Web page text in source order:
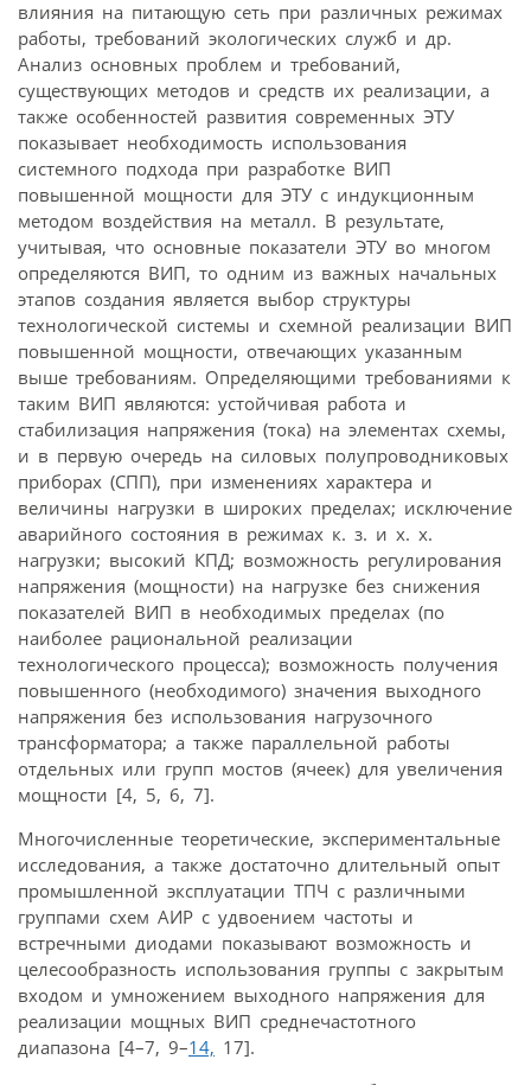
влияния на питающую сеть при различных режимах
работы, требований экологических служб и др.
Анализ основных проблем и требований,
существующих методов и средств их реализации, а
также особенностей развития современных ЭТУ
показывает необходимость использования
системного подхода при разработке ВИП
повышенной мощности для ЭТУ с индукционным
методом воздействия на металл. В результате,
учитывая, что основные показатели ЭТУ во многом
определяются ВИП, то одним из важных начальных
этапов создания является выбор структуры
технологической системы и схемной реализации ВИП
повышенной мощности, отвечающих указанным
выше требованиям. Определяющими требованиями к
таким ВИП являются: устойчивая работа и
стабилизация напряжения (тока) на элементах схемы,
и в первую очередь на силовых полупроводниковых
приборах (СПП), при изменениях характера и
величины нагрузки в широких пределах; исключение
аварийного состояния в режимах к. з. и х. х.
нагрузки; высокий КПД; возможность регулирования
напряжения (мощности) на нагрузке без снижения
показателей ВИП в необходимых пределах (по
наиболее рациональной реализации
технологического процесса); возможность получения
повышенного (необходимого) значения выходного
напряжения без использования нагрузочного
трансформатора; а также параллельной работы
отдельных или групп мостов (ячеек) для увеличения
мощности [4, 5, 6, 7].
Многочисленные теоретические, экспериментальные
исследования, а также достаточно длительный опыт
промышленной эксплуатации ТПЧ с различными
группами схем АИР с удвоением частоты и
встречными диодами показывают возможность и
целесообразность использования группы с закрытым
входом и умножением выходного напряжения для
реализации мощных ВИП среднечастотного
диапазона [4–7, 9–14, 17].